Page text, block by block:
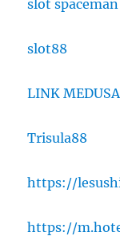
slot spaceman
slot88
LINK
Trisula88
https://
https://